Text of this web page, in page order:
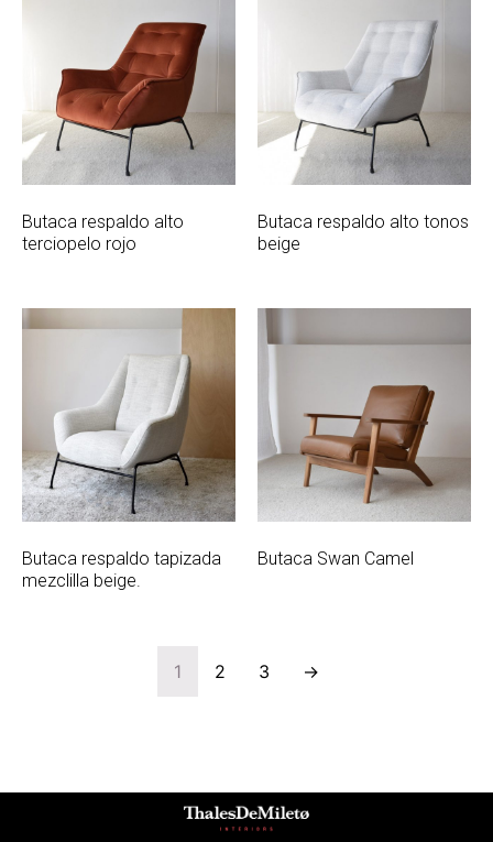
Butaca respaldo alto
terciopelo rojo
Butaca respaldo alto tonos
beige
Butaca respaldo tapizada
mezclilla beige.
Butaca Swan Camel
1 2 3 →